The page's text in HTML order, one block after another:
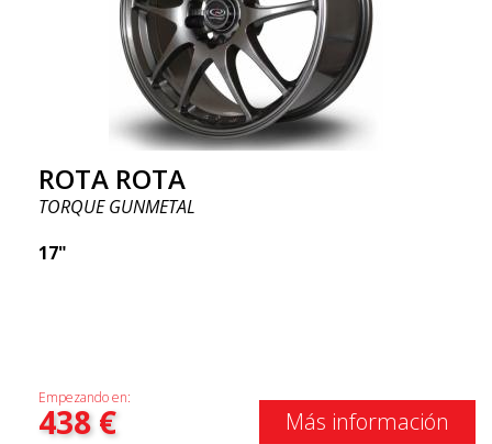
ROTA ROTA
TORQUE GUNMETAL
17"
Empezando en:
438€ Más información